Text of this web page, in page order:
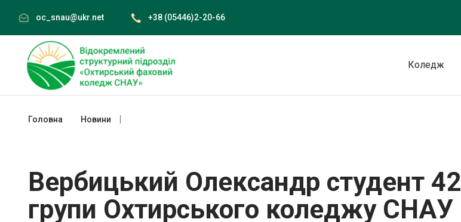
content
oc_snau@ukr.net +38 (05446)2-20-66
Коледж
Головна Новини
Вербицький Олександр студент 42
групи Охтирського коледжу СНАУ